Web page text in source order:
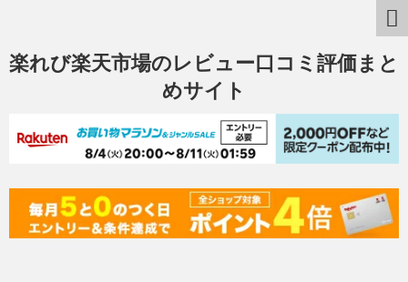
楽れび楽天市場のレビュー口コミ評価まと
めサイト